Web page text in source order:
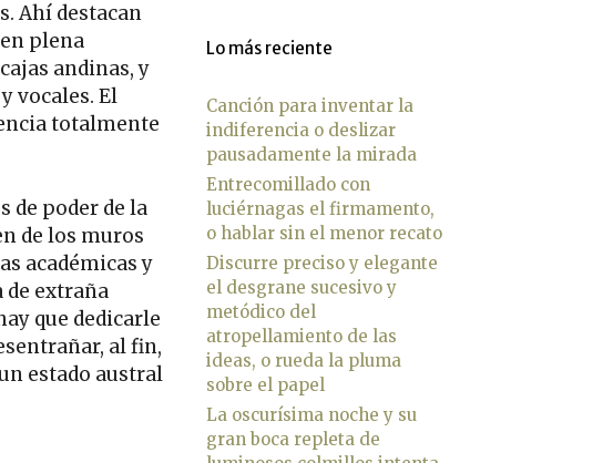
Ahí destacan
plena
andinas, y
vocales. El
totalmente
de poder de la
de los muros
académicas y
de extraña
que dedicarle
al fin,
estado austral
Lo más reciente
Canción para inventar la
indiferencia o deslizar
pausadamente la mirada
Entrecomillado con
luciérnagas el firmamento,
o hablar sin el menor recato
Discurre preciso y elegante
el desgrane sucesivo y
metódico del
atropellamiento de las
ideas, o rueda la pluma
sobre el papel
La oscurísima noche y su
gran boca repleta de